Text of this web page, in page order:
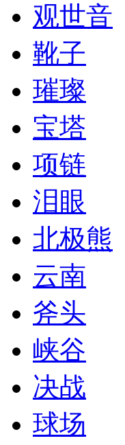
观世音
靴子
璀璨
宝塔
项链
泪眼
北极熊
云南
斧头
峡谷
决战
球场